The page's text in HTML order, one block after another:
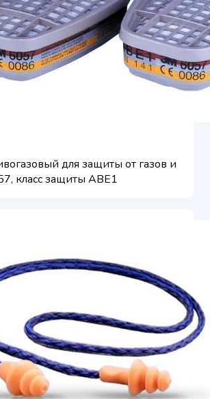
для защиты от газов и
класс защиты ABE1